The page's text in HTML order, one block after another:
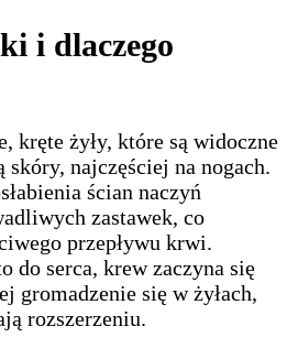
i dlaczego
kręte żyły, które są widoczne
najczęściej na nogach.
ścian naczyń
zastawek, co
przepływu krwi.
do serca, krew zaczyna się
gromadzenie się w żyłach,
rozszerzeniu.